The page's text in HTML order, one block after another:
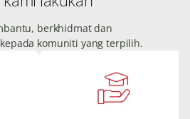
berkhidmat dan
komuniti yang terpilih.